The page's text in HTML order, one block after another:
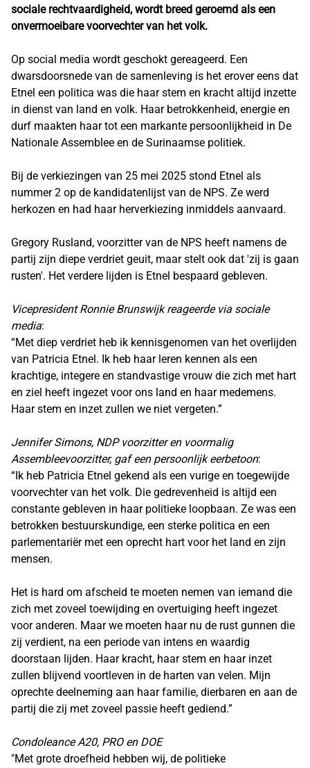
sociale rechtvaardigheid, wordt breed geroemd als een
onvermoeibare voorvechter van het volk.
Op social media wordt geschokt gereageerd. Een
dwarsdoorsnede van de samenleving is het erover eens dat
Etnel een politica was die haar stem en kracht altijd inzette
in dienst van land en volk. Haar betrokkenheid, energie en
durf maakten haar tot een markante persoonlijkheid in De
Nationale Assemblee en de Surinaamse politiek.
Bij de verkiezingen van 25 mei 2025 stond Etnel als
nummer 2 op de kandidatenlijst van de NPS. Ze werd
herkozen en had haar herverkiezing inmiddels aanvaard.
Gregory Rusland, voorzitter van de NPS heeft namens de
partij zijn diepe verdriet geuit, maar stelt ook dat 'zij is gaan
rusten'. Het verdere lijden is Etnel bespaard gebleven.
Vicepresident Ronnie Brunswijk reageerde via sociale
media:
“Met diep verdriet heb ik kennisgenomen van het overlijden
van Patricia Etnel. Ik heb haar leren kennen als een
krachtige, integere en standvastige vrouw die zich met hart
en ziel heeft ingezet voor ons land en haar medemens.
Haar stem en inzet zullen we niet vergeten.”
Jennifer Simons, NDP voorzitter en voormalig
Assembleevoorzitter, gaf een persoonlijk eerbetoon:
“Ik heb Patricia Etnel gekend als een vurige en toegewijde
voorvechter van het volk. Die gedrevenheid is altijd een
constante gebleven in haar politieke loopbaan. Ze was een
betrokken bestuurskundige, een sterke politica en een
parlementariër met een oprecht hart voor het land en zijn
mensen.
Het is hard om afscheid te moeten nemen van iemand die
zich met zoveel toewijding en overtuiging heeft ingezet
voor anderen. Maar we moeten haar nu de rust gunnen die
zij verdient, na een periode van intens en waardig
doorstaan lijden. Haar kracht, haar stem en haar inzet
zullen blijvend voortleven in de harten van velen. Mijn
oprechte deelneming aan haar familie, dierbaren en aan de
partij die zij met zoveel passie heeft gediend.”
Condoleance A20, PRO en DOE
"Met grote droefheid hebben wij, de politieke